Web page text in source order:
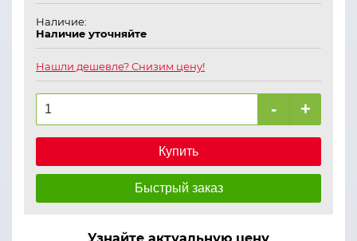
Наличие:
Наличие уточняйте
Нашли дешевле? Снизим цену!
- +
Купить
Быстрый заказ